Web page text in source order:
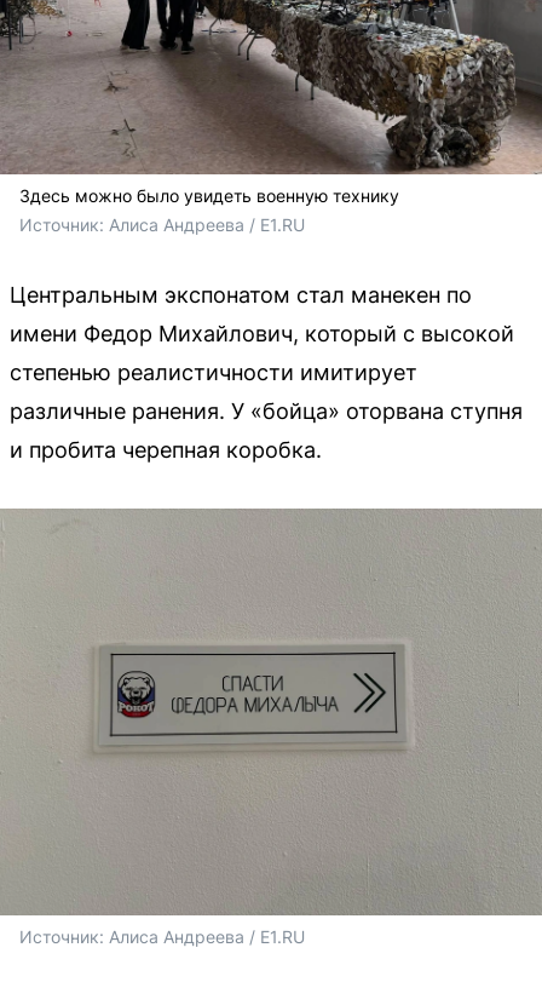
Здесь можно было увидеть военную технику
Источник: Алиса Андреева / E1.RU
Центральным экспонатом стал манекен по
имени Федор Михайлович, который с высокой
степенью реалистичности имитирует
различные ранения. У «бойца» оторвана ступня
и пробита черепная коробка.
Источник: Алиса Андреева / E1.RU